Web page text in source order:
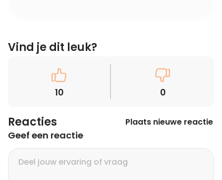
Vind je dit leuk?
10 0
Reacties Plaats nieuwe reactie
Geef een reactie